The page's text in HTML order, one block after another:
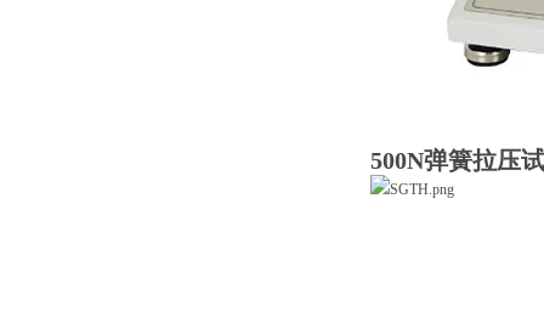
500N弹簧拉压